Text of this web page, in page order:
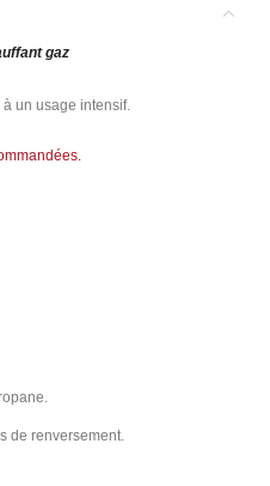
gaz
un usage intensif.
de renversement.